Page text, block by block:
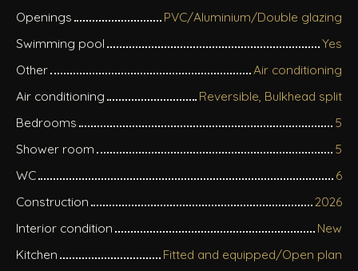
Openings
PVC/Aluminium/Double glazing
Swimming pool
Yes
Other
Air conditioning
Air conditioning
Reversible, Bulkhead split
Bedrooms
5
Shower room
5
WC
6
Construction
2026
Interior condition
New
Kitchen
Fitted and equipped/Open plan